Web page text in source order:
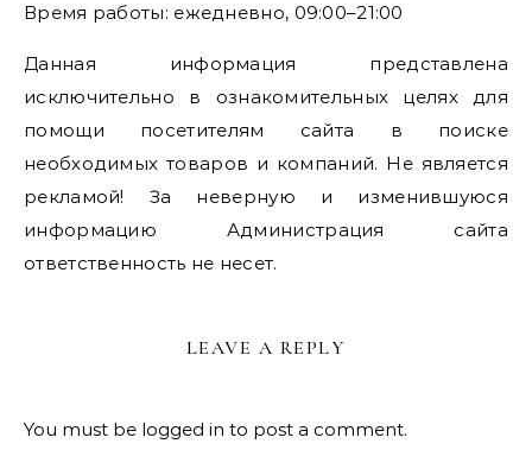
Время работы: ежедневно, 09:00–21:00
Данная информация представлена
исключительно в ознакомительных целях для
помощи посетителям сайта в поиске
необходимых товаров и компаний. Не является
рекламой! За неверную и изменившуюся
информацию Администрация сайта
ответственность не несет.
LEAVE A REPLY
You must be logged in to post a comment.